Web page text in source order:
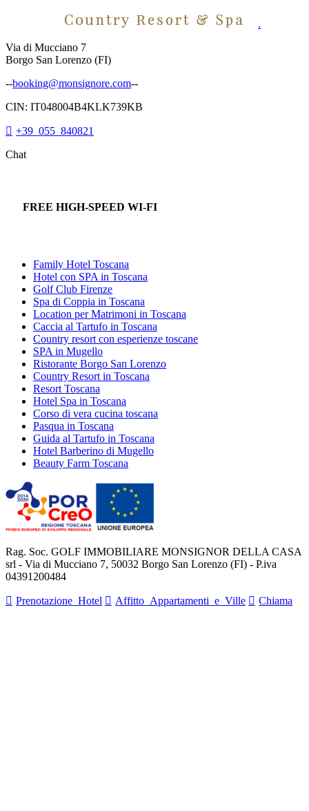
.
Via di Mucciano 7
Borgo San Lorenzo (FI)
--booking@monsignore.com--
CIN: IT048004B4KLK739KB
+39 055 840821
Chat
FREE HIGH-SPEED WI-FI
Family Hotel Toscana
Hotel con SPA in Toscana
Golf Club Firenze
Spa di Coppia in Toscana
Location per Matrimoni in Toscana
Caccia al Tartufo in Toscana
Country resort con esperienze toscane
SPA in Mugello
Ristorante Borgo San Lorenzo
Country Resort in Toscana
Resort Toscana
Hotel Spa in Toscana
Corso di vera cucina toscana
Pasqua in Toscana
Guida al Tartufo in Toscana
Hotel Barberino di Mugello
Beauty Farm Toscana
Rag. Soc. GOLF IMMOBILIARE MONSIGNOR DELLA CASA
srl - Via di Mucciano 7, 50032 Borgo San Lorenzo (FI) - P.iva
04391200484
Prenotazione Hotel Affitto Appartamenti e Ville Chiama